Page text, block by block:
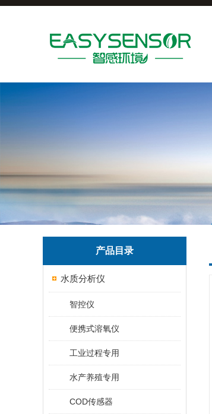
产品目录
水质分析仪
智控仪
便携式溶氧仪
工业过程专用
水产养殖专用
COD传感器